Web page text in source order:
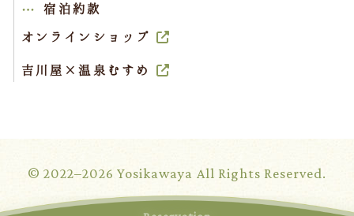
宿泊約款
オンラインショップ
吉川屋×温泉むすめ
© 2022–2026 Yosikawaya All Rights Reserved.